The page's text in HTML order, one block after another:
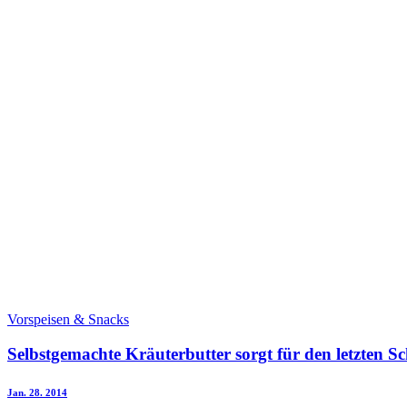
Vorspeisen & Snacks
Selbstgemachte Kräuterbutter sorgt für den letzten
Jan. 28. 2014